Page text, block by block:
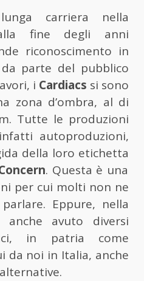
carriera nella
fine degli anni
riconoscimento in
parte del pubblico
i Cardiacs si sono
zona d’ombra, al di
Tutte le produzioni
autoproduzioni,
della loro etichetta
. Questa è una
per cui molti non ne
Eppure, nella
avuto diversi
in patria come
da noi in Italia, anche